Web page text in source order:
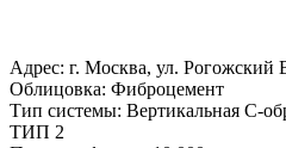
Адрес: г. Москва, ул. Рогожский
Облицовка: Фиброцемент
Тип системы: Вертикальная С-
ТИП 2